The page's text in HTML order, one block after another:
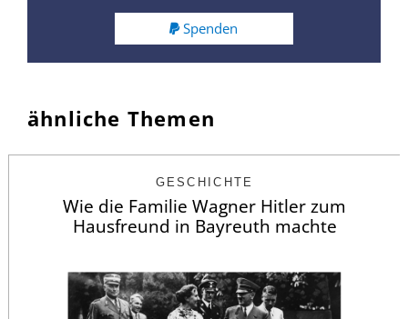
Spenden
ähnliche Themen
GESCHICHTE
Wie die Familie Wagner Hitler zum
Hausfreund in Bayreuth machte